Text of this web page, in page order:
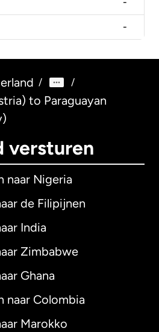
-
-
/ /
to Paraguayan
versturen
naar Nigeria
de Filipijnen
India
Zimbabwe
Ghana
naar Colombia
Marokko